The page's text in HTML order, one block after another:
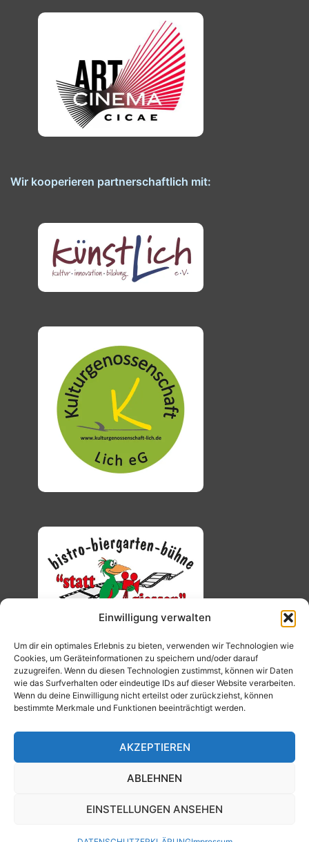
Einwilligung verwalten
Um dir ein optimales Erlebnis zu bieten, verwenden wir Technologien wie
Cookies, um Geräteinformationen zu speichern und/oder darauf
zuzugreifen. Wenn du diesen Technologien zustimmst, können wir Daten
wie das Surfverhalten oder eindeutige IDs auf dieser Website verarbeiten.
Wenn du deine Einwilligung nicht erteilst oder zurückziehst, können
bestimmte Merkmale und Funktionen beeinträchtigt werden.
AKZEPTIEREN
ABLEHNEN
EINSTELLUNGEN ANSEHEN
Wir kooperieren partnerschaftlich mit:
© 2026 Kino Traumstern.
Umsetzung: Edgar Reinhardt